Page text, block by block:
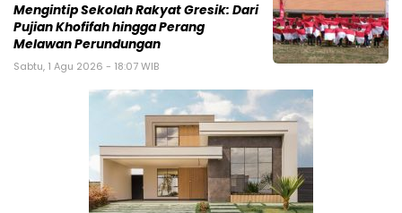
Mengintip Sekolah Rakyat Gresik: Dari
Pujian Khofifah hingga Perang
Melawan Perundungan
Sabtu, 1 Agu 2026 - 18:07 WIB